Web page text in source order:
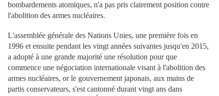
bombardements atomiques, n'a pas pris clairement position contre
l'abolition des armes nucléaires.
L'assemblée générale des Nations Unies, une première fois en
1996 et ensuite pendant les vingt années suivantes jusqu'en 2015,
a adopté à une grande majorité une résolution pour que
commence une négociation internationale visant à l'abolition des
armes nucléaires, or le gouvernement japonais, aux mains de
partis conservateurs, s'est cantonné durant vingt ans dans